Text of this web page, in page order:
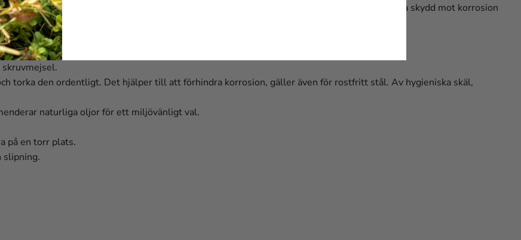
kniven varsamt vid rengöring. Vi rekommenderar även att olja bladet regelbundet för extra skydd mot korrosion
torka den ordentligt. Det hjälper till att förhindra korrosion, gäller även för rostfritt stål. Av hygieniska skäl,
naturliga oljor för ett miljövänligt val.
på en torr plats.
slipning.